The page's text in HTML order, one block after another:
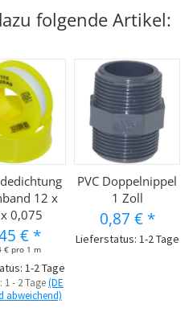
folgende Artikel:
12 x
0,075
€ *
€ pro 1 m
1-2 Tage
1 - 2 Tage(DE
abweichend)
PVC Doppelnippel
1 Zoll
0,87 € *
Lieferstatus: 1-2 Tage